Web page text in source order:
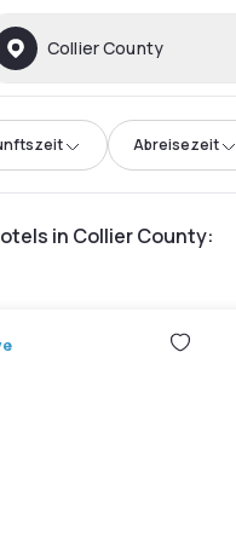
Collier County
Abreisezeit
in Collier County: